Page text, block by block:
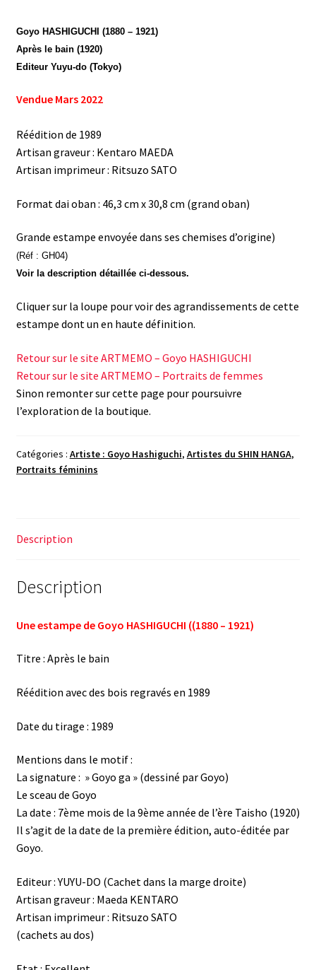
Goyo HASHIGUCHI (1880 – 1921)
Après le bain (1920)
Editeur Yuyu-do (Tokyo)
Vendue Mars 2022
Réédition de 1989
Artisan graveur : Kentaro MAEDA
Artisan imprimeur : Ritsuzo SATO
Format dai oban : 46,3 cm x 30,8 cm (grand oban)
Grande estampe envoyée dans ses chemises d’origine)
(Réf : GH04)
Voir la description détaillée ci-dessous.
Cliquer sur la loupe pour voir des agrandissements de cette
estampe dont un en haute définition.
Retour sur le site ARTMEMO – Goyo HASHIGUCHI
Retour sur le site ARTMEMO – Portraits de femmes
Sinon remonter sur cette page pour poursuivre
l’exploration de la boutique.
Catégories : Artiste : Goyo Hashiguchi, Artistes du SHIN HANGA,
Portraits féminins
Description
Description
Une estampe de Goyo HASHIGUCHI ((1880 – 1921)
Titre : Après le bain
Réédition avec des bois regravés en 1989
Date du tirage : 1989
Mentions dans le motif :
La signature : » Goyo ga » (dessiné par Goyo)
Le sceau de Goyo
La date : 7ème mois de la 9ème année de l’ère Taisho (1920)
Il s’agit de la date de la première édition, auto-éditée par
Goyo.
Editeur : YUYU-DO (Cachet dans la marge droite)
Artisan graveur : Maeda KENTARO
Artisan imprimeur : Ritsuzo SATO
(cachets au dos)